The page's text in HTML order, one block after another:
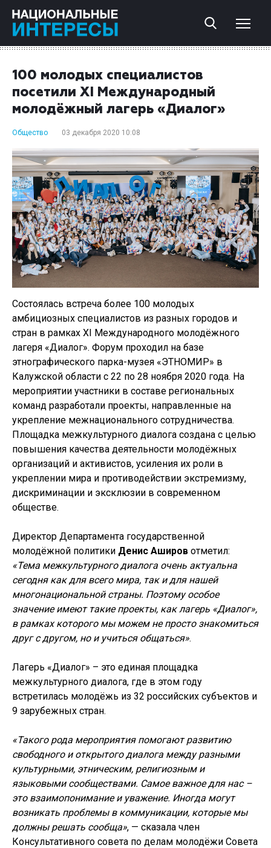
100 молодых специалистов
посетили XI Международный
молодёжный лагерь «Диалог»
Общество 03 декабря 2020 10:08
Состоялась встреча более 100 молодых
амбициозных специалистов из разных городов и
стран в рамках XI Международного молодёжного
лагеря «Диалог». Форум проходил на базе
этнографического парка-музея «ЭТНОМИР» в
Калужской области с 22 по 28 ноября 2020 года. На
мероприятии участники в составе региональных
команд разработали проекты, направленные на
укрепление межнационального сотрудничества.
Площадка межкультурного диалога создана с целью
повышения качества деятельности молодёжных
организаций и активистов, усиления их роли в
укреплении мира и противодействии экстремизму,
дискриминации и эксклюзии в современном
обществе.
Директор Департамента государственной
молодёжной политики Денис Аширов отметил:
«Тема межкультурного диалога очень актуальна
сегодня как для всего мира, так и для нашей
многонациональной страны. Поэтому особое
значение имеют такие проекты, как лагерь «Диалог»,
в рамках которого мы можем не просто знакомиться
друг с другом, но и учиться общаться».
Лагерь «Диалог» – это единая площадка
межкультурного диалога, где в этом году
встретилась молодёжь из 32 российских субъектов и
9 зарубежных стран.
«Такого рода мероприятия помогают развитию
свободного и открытого диалога между разными
культурными, этническим, религиозным и
языковыми сообществами. Самое важное для нас –
это взаимопонимание и уважение. Иногда могут
возникать проблемы в коммуникации, которые мы
должны решать сообща», — сказала член
Консультативного совета по делам молодёжи Совета